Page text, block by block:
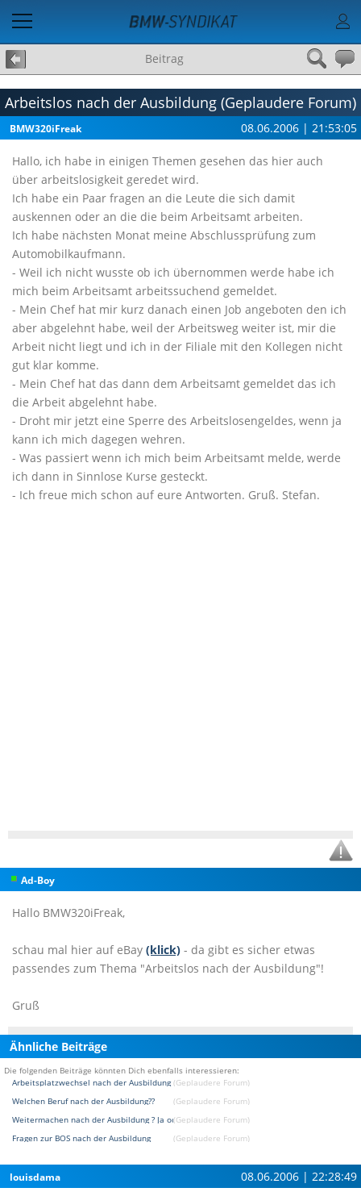
Beitrag
Arbeitslos nach der Ausbildung (Geplaudere Forum)
BMW320iFreak 08.06.2006 | 21:53:05
Hallo, ich habe in einigen Themen gesehen das hier auch
über arbeitslosigkeit geredet wird.
Ich habe ein Paar fragen an die Leute die sich damit
auskennen oder an die die beim Arbeitsamt arbeiten.
Ich habe nächsten Monat meine Abschlussprüfung zum
Automobilkaufmann.
- Weil ich nicht wusste ob ich übernommen werde habe ich
mich beim Arbeitsamt arbeitssuchend gemeldet.
- Mein Chef hat mir kurz danach einen Job angeboten den ich
aber abgelehnt habe, weil der Arbeitsweg weiter ist, mir die
Arbeit nicht liegt und ich in der Filiale mit den Kollegen nicht
gut klar komme.
- Mein Chef hat das dann dem Arbeitsamt gemeldet das ich
die Arbeit abgelehnt habe.
- Droht mir jetzt eine Sperre des Arbeitslosengeldes, wenn ja
kann ich mich dagegen wehren.
- Was passiert wenn ich mich beim Arbeitsamt melde, werde
ich dann in Sinnlose Kurse gesteckt.
- Ich freue mich schon auf eure Antworten. Gruß. Stefan.
Ad-Boy
Hallo BMW320iFreak,
schau mal hier auf eBay (klick) - da gibt es sicher etwas
passendes zum Thema "Arbeitslos nach der Ausbildung"!
Gruß
Ähnliche Beiträge
Die folgenden Beiträge könnten Dich ebenfalls interessieren:
Arbeitsplatzwechsel nach der Ausbildung (Geplaudere Forum)
Welchen Beruf nach der Ausbildung??
(Geplaudere Forum)
Weitermachen nach der Ausbildung ? Ja oder Nein ?(Geplaudere Forum)
Fragen zur BOS nach der Ausbildung
(Geplaudere Forum)
louisdama 08.06.2006 | 22:28:49